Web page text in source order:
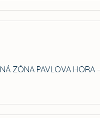
ZÓNA PAVLOVA HORA